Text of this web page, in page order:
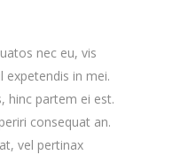
nec eu, vis
expetendis in mei.
hinc partem ei est.
consequat an.
vel pertinax